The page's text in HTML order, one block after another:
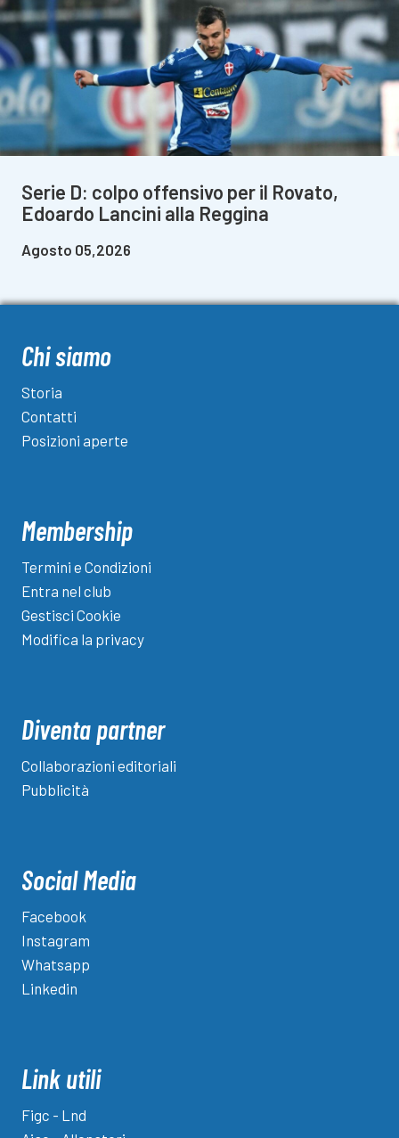
Serie D: colpo offensivo per il Rovato,
Edoardo Lancini alla Reggina
Agosto 05,2026
Chi siamo
Storia
Contatti
Posizioni aperte
Membership
Termini e Condizioni
Entra nel club
Gestisci Cookie
Modifica la privacy
Diventa partner
Collaborazioni editoriali
Pubblicità
Social Media
Facebook
Instagram
Whatsapp
Linkedin
Link utili
Figc - Lnd